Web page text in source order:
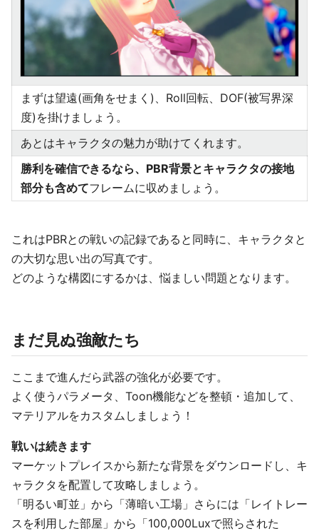
まずは望遠(画角をせまく)、Roll回転、DOF(被写界深
度)を掛けましょう。
あとはキャラクタの魅力が助けてくれます。
勝利を確信できるなら、PBR背景とキャラクタの接地
部分も含めてフレームに収めましょう。
これはPBRとの戦いの記録であると同時に、キャラクタと
の大切な思い出の写真です。
どのような構図にするかは、悩ましい問題となります。
まだ見ぬ強敵たち
ここまで進んだら武器の強化が必要です。
よく使うパラメータ、Toon機能などを整頓・追加して、
マテリアルをカスタムしましょう！
戦いは続きます
マーケットプレイスから新たな背景をダウンロードし、キ
ャラクタを配置して攻略しましょう。
「明るい町並」から「薄暗い工場」さらには「レイトレー
スを利用した部屋」から「100,000Luxで照らされた